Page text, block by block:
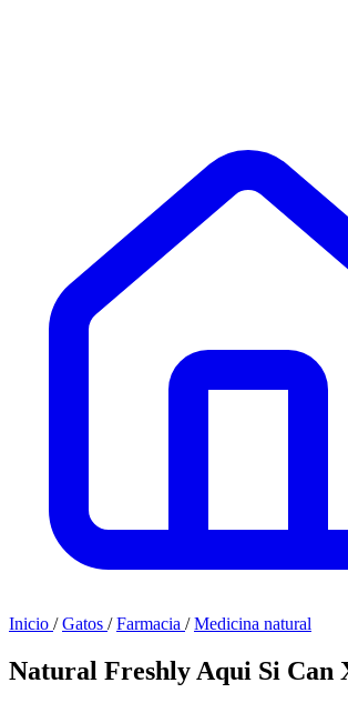
Inicio / Gatos / Farmacia / Medicina natural
Natural Freshly Aqui Si Can